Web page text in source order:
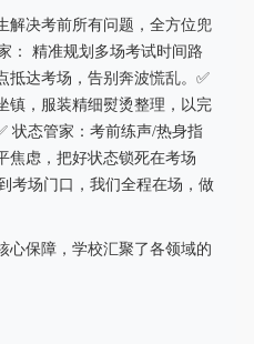
解决考前所有问题，全方位兜
： 精准规划多场考试时间路
抵达考场，告别奔波慌乱。✅
镇，服装精细熨烫整理，以完
状态管家：考前练声/热身指
焦虑，把好状态锁死在考场
考场门口，我们全程在场，做
心保障，学校汇聚了各领域的